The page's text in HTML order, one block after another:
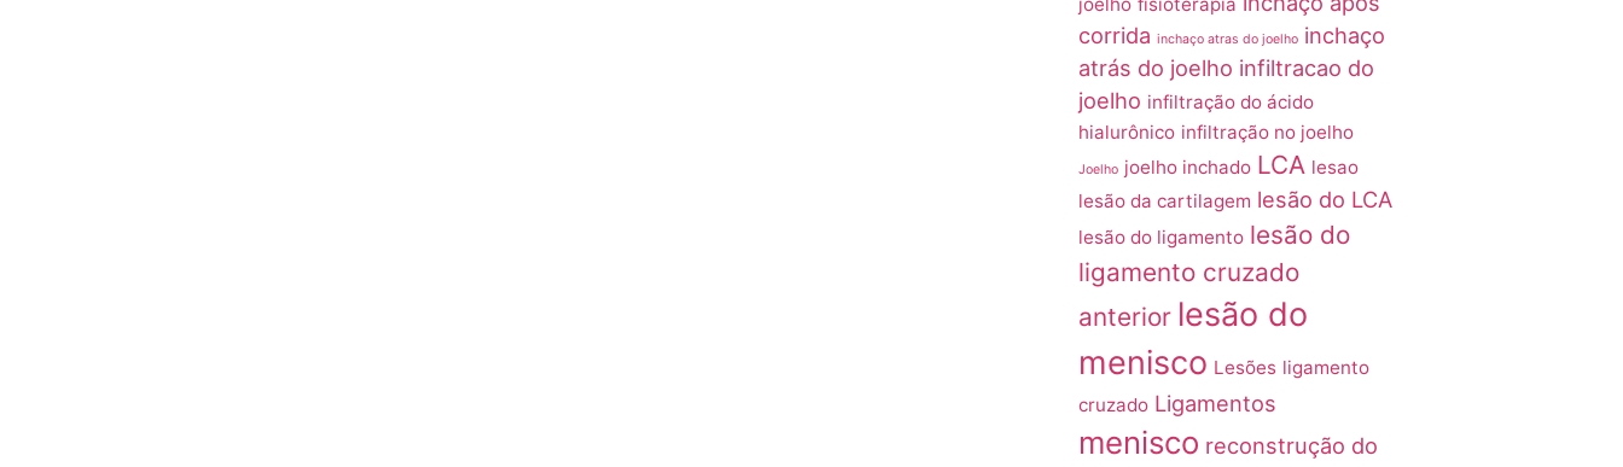
corrida inchaço atras do joelho inchaço
atrás do joelho infiltracao do
joelho infiltração do ácido
hialurônico infiltração no joelho
Joelho joelho inchado LCA lesao
lesão da cartilagem lesão do LCA
lesão do ligamento lesão do
ligamento cruzado
anterior lesão do
menisco Lesões ligamento
cruzado Ligamentos
menisco reconstrução do